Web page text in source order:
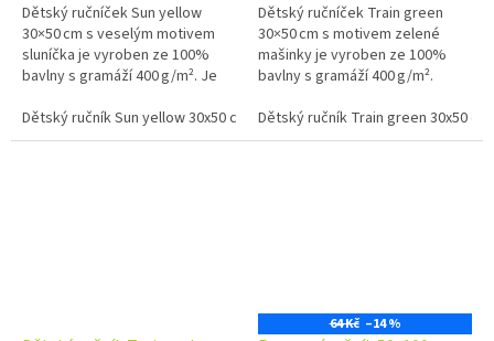
Dětský ručníček Sun yellow
30×50 cm s veselým motivem
sluníčka je vyroben ze 100%
bavlny s gramáží 400 g/m². Je
každodenní použití doma, ve
školce i na...
Dětský ručník Sun yellow 30x50 cm
Dětský ručníček Train green
30×50 cm s motivem zelené
mašinky je vyroben ze 100%
bavlny s gramáží 400 g/m².
jemnost a praktické použití
doma, ve školce i...
Dětský ručník Train green 30x50 cm
64 Kč –14 %